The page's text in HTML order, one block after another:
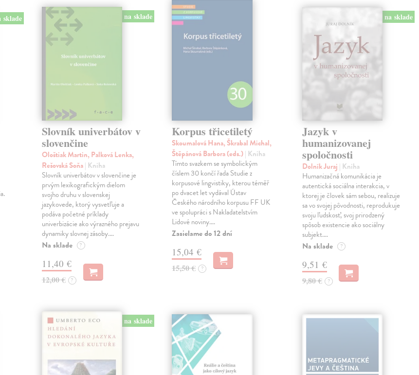
sklade na sklade
Slovník univerbátov v
slovenčine
Ološtiak Martin, Palková Lenka,
Rešovská Soňa| Kniha
Slovník univerbátov v slovenčine je
prvým lexikografickým dielom
svojho druhu v slovenskej
jazykovede, ktorý vysvetľuje a
podáva početné príklady
univerbizácie ako výrazného prejavu
dynamiky slovnej zásoby.…
Na sklade ?
11,40 €
12,00 € ?
Korpus třicetiletý
Skoumalová Hana, Škrabal Michal,
Štěpánová Barbora (eds.)| Kniha
Tímto svazkem se symbolickým
číslem 30 končí řada Studie z
korpusové lingvistiky, kterou téměř
po dvacet let vydával Ústav
Českého národního korpusu FF UK
ve spolupráci s Nakladatelstvím
Lidové noviny.…
Zasielame do 12 dní
15,04 €
15,50 € ?
na sklade
Jazyk v
humanizovanej
spoločnosti
Dolník Juraj | Kniha
Humanizačná komunikácia je
autentická sociálna interakcia, v
ktorej je človek sám sebou, realizuje
sa vo svojej pôvodnosti, reprodukuje
svoju ľudskosť, svoj prirodzený
spôsob existencie ako sociálny
subjekt.…
Na sklade ?
9,51 €
9,80 € ?
na sklade